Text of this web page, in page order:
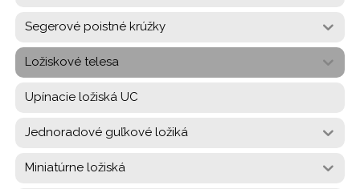
Segerové poistné krúžky
Ložiskové telesa
Upínacie ložiská UC
Jednoradové guľkové ložiká
Miniatúrne ložiská